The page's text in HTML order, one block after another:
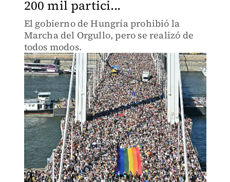
200 mil partici...
El gobierno de Hungría prohibió la
Marcha del Orgullo, pero se realizó de
todos modos.